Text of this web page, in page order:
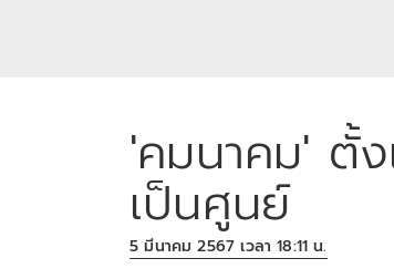
'คมนาคม' ตั้
เป็นศูนย์
5 มีนาคม 2567 เวลา 18:11 น.